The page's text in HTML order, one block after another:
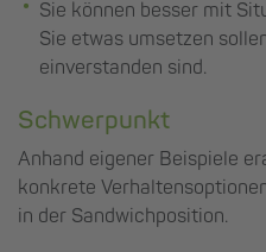
Sie können besser mit
Sie etwas umsetzen
einverstanden sind.
Schwerpunkt
Anhand eigener Beispiele
konkrete
in der Sandwichposition.